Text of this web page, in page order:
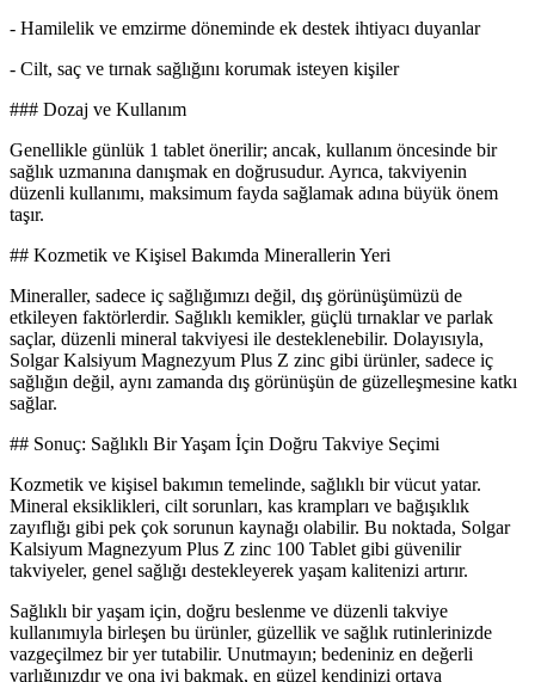
- Hamilelik ve emzirme döneminde ek destek ihtiyacı duyanlar
- Cilt, saç ve tırnak sağlığını korumak isteyen kişiler
### Dozaj ve Kullanım
Genellikle günlük 1 tablet önerilir; ancak, kullanım öncesinde bir
sağlık uzmanına danışmak en doğrusudur. Ayrıca, takviyenin
düzenli kullanımı, maksimum fayda sağlamak adına büyük önem
taşır.
## Kozmetik ve Kişisel Bakımda Minerallerin Yeri
Mineraller, sadece iç sağlığımızı değil, dış görünüşümüzü de
etkileyen faktörlerdir. Sağlıklı kemikler, güçlü tırnaklar ve parlak
saçlar, düzenli mineral takviyesi ile desteklenebilir. Dolayısıyla,
Solgar Kalsiyum Magnezyum Plus Z zinc gibi ürünler, sadece iç
sağlığın değil, aynı zamanda dış görünüşün de güzelleşmesine katkı
sağlar.
## Sonuç: Sağlıklı Bir Yaşam İçin Doğru Takviye Seçimi
Kozmetik ve kişisel bakımın temelinde, sağlıklı bir vücut yatar.
Mineral eksiklikleri, cilt sorunları, kas krampları ve bağışıklık
zayıflığı gibi pek çok sorunun kaynağı olabilir. Bu noktada, Solgar
Kalsiyum Magnezyum Plus Z zinc 100 Tablet gibi güvenilir
takviyeler, genel sağlığı destekleyerek yaşam kalitenizi artırır.
Sağlıklı bir yaşam için, doğru beslenme ve düzenli takviye
kullanımıyla birleşen bu ürünler, güzellik ve sağlık rutinlerinizde
vazgeçilmez bir yer tutabilir. Unutmayın; bedeniniz en değerli
varlığınızdır ve ona iyi bakmak, en güzel kendinizi ortaya